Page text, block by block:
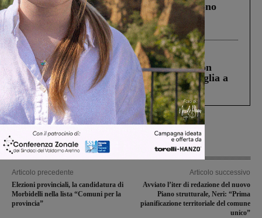
Un anno fa la strage in A1 in cui morirono
Gianni, Giulia e Franco. Lo schianto, il
processo, lo stop ai sorpassi fra tir....
Cronaca 3 Agosto 2026
Scomparso da una struttura di Castiglion
Fiorentino l’uomo che aveva ucciso la figlia a
Levane nel 2020
Articolo precedente
Elezioni provinciali, la candidatura di
Morbidelli nella lista “Comuni per la
provincia”
Articolo successivo
Avviato l’iter di redazione del nuovo
Piano strutturale, Neri: “Prima
pianificazione territoriale del comune
unico”